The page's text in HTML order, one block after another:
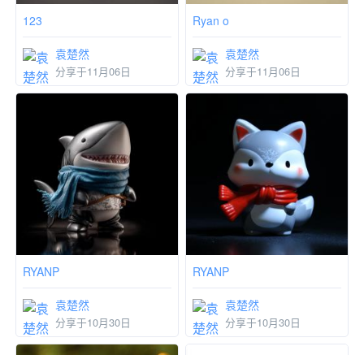
123
袁楚然
分享于11月06日
Ryan o
袁楚然
分享于11月06日
RYANP
袁楚然
分享于10月30日
RYANP
袁楚然
分享于10月30日